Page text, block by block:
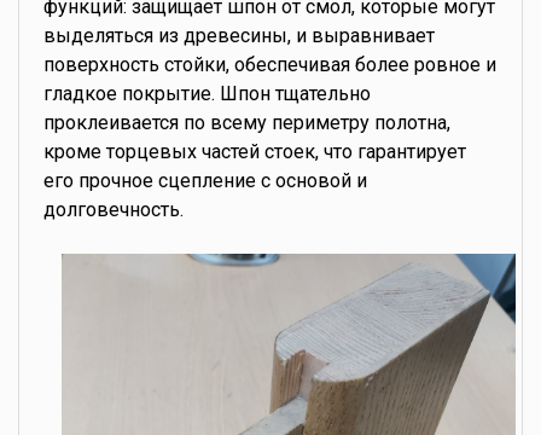
функций: защищает шпон от смол, которые могут
выделяться из древесины, и выравнивает
поверхность стойки, обеспечивая более ровное и
гладкое покрытие. Шпон тщательно
проклеивается по всему периметру полотна,
кроме торцевых частей стоек, что гарантирует
его прочное сцепление с основой и
долговечность.